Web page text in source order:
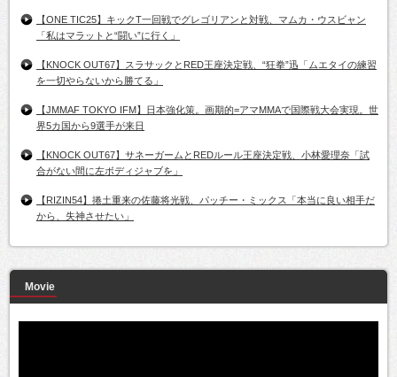
【ONE TIC25】キックT一回戦でグレゴリアンと対戦、マムカ・ウスビャン
「私はマラットと“闘い”に行く」
【KNOCK OUT67】スラサックとRED王座決定戦、“狂拳”迅「ムエタイの練習
を一切やらないから勝てる」
【JMMAF TOKYO IFM】日本強化策。画期的=アマMMAで国際戦大会実現。世
界5カ国から9選手が来日
【KNOCK OUT67】サネーガームとREDルール王座決定戦、小林愛理奈「試
合がない間に左ボディジャブを」
【RIZIN54】捲土重来の佐藤将光戦、パッチー・ミックス「本当に良い相手だ
から、失神させたい」
Movie